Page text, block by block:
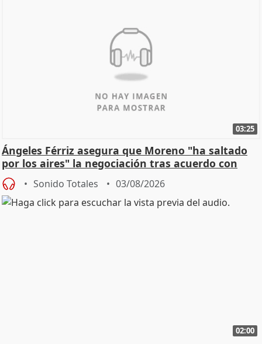
03:25
Ángeles Férriz asegura que Moreno "ha saltado
por los aires" la negociación tras acuerdo con
SMA
Sonido Totales 03/08/2026
02:00